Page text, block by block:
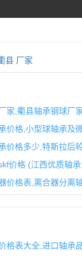
县 厂家
家,衢县轴承钢球厂
价格,小型球轴承及
价格多少,特斯拉后
价格 (江西优质轴
价格表,离合器分离
格表大全,进口轴承